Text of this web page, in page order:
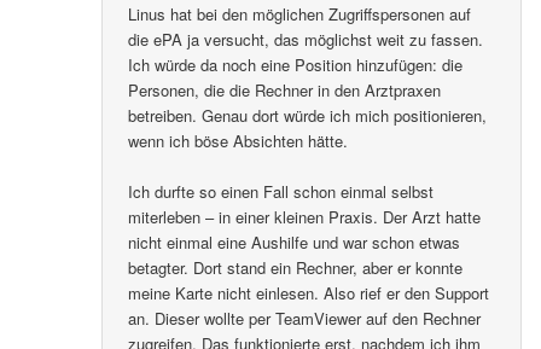
Linus hat bei den möglichen Zugriffspersonen auf
die ePA ja versucht, das möglichst weit zu fassen.
Ich würde da noch eine Position hinzufügen: die
Personen, die die Rechner in den Arztpraxen
betreiben. Genau dort würde ich mich positionieren,
wenn ich böse Absichten hätte.
Ich durfte so einen Fall schon einmal selbst
miterleben – in einer kleinen Praxis. Der Arzt hatte
nicht einmal eine Aushilfe und war schon etwas
betagter. Dort stand ein Rechner, aber er konnte
meine Karte nicht einlesen. Also rief er den Support
an. Dieser wollte per TeamViewer auf den Rechner
zugreifen. Das funktionierte erst, nachdem ich ihm